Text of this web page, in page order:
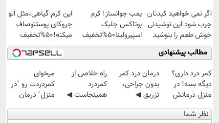
ویژه
اگر نمی خواهید کبدتان
چرب شود این نوشیدنی
خوش طعم را بنوشید
بمب جوانساز! کرم
بوتاکس جلبک
اسپیرولینا50%تخفیف
این کرم گیاهی،مثل اتو
چروکای پوستتوصاف
میکنه!50%تخفیف
مطالب پیشنهادی
کمر درد داری؟
دیگه بسه! در
منزل درمانش
کن
(◀پرسش‌نامه)
درمان درد کمر
بدون جراحی،
تزریق ◀
پرسش‌نامه رو پر
کن ▶
‌راه خلاصی از
کمردرد
همینجاست ◀
فقط کافیه فرم
رو پر کنی!
میخوای
کمردردت رو "در
منزل" درمان
کنی؟ (◂فیلم +
◂پرسش‌نامه)
نظر شما